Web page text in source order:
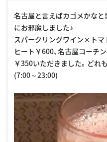
3%E3%80%8Ctrazione-nagoya-with-
名古屋と言えばカゴメかな
にお邪魔しました♪
スパークリングワイン×トマ
ヒート￥600、名古屋コーチ
￥350いただきました。どれ
(7:00～23:00)